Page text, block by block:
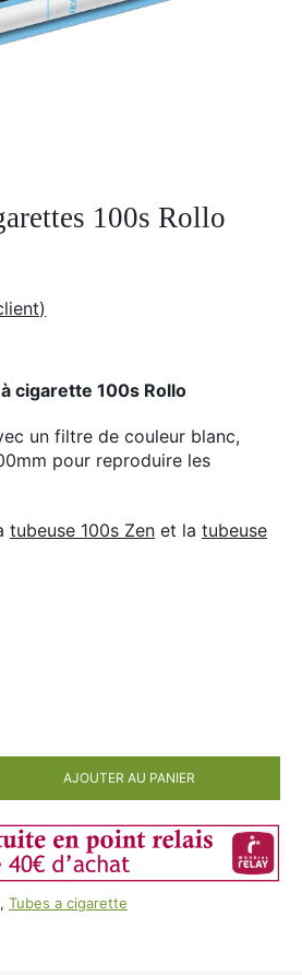
100s Rollo
cigarette 100s Rollo
un filtre de couleur blanc,
pour reproduire les
tubeuse 100s Zen et la tubeuse
AJOUTER AU PANIER
, Tubes a cigarette